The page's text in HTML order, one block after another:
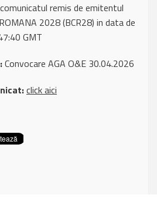
remis de emitentul
2028 (BCR28) in data de
GMT
Convocare AGA O&E 30.04.2026
click aici